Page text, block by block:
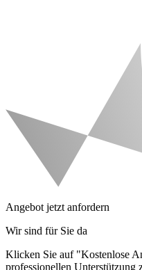
Angebot jetzt anfordern
Wir sind für Sie da
Klicken Sie auf "Kostenlose
professionellen Unterstützung